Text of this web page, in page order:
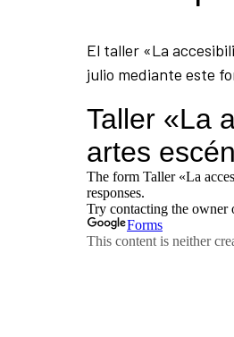
El taller «La
julio mediante este